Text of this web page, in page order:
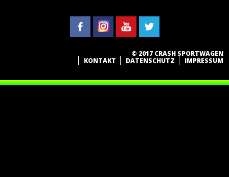
© 2017 CRASH SPORTWAGEN
KONTAKT
DATENSCHUTZ IMPRESSUM